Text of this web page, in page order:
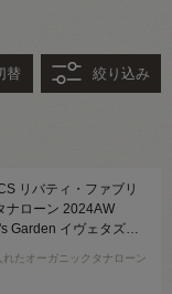
替 絞り込み
リバティ・ファブリ
ナローン 2024AW
Garden イヴェタズ・
たオーガニックタナローン